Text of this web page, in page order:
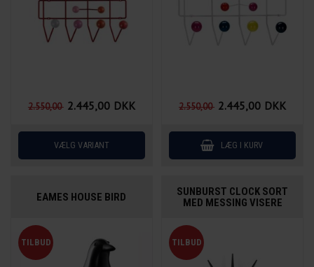
2.550,00 2.445,00 DKK 2.550,00 2.445,00 DKK
EAMES HOUSE BIRD
SUNBURST CLOCK SORT
MED MESSING VISERE